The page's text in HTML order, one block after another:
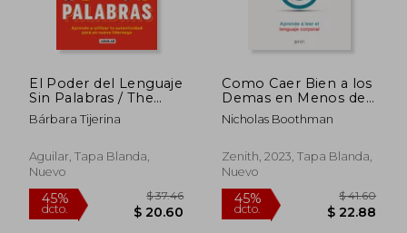
El Poder del Lenguaje
Sin Palabras / The
Power of Language
Without Words
Bárbara Tijerina
Aguilar, Tapa Blanda,
Nuevo
Como Caer Bien a los
Demas en Menos de
90 Segundos
Nicholas Boothman
Zenith, 2023, Tapa Blanda,
Nuevo